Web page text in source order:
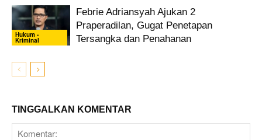
Hukum -
Kriminal
Febrie Adriansyah Ajukan 2
Praperadilan, Gugat Penetapan
Tersangka dan Penahanan
TINGGALKAN KOMENTAR